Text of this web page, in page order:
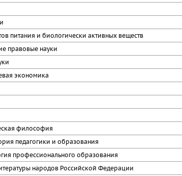
питания и биологически активных веществ
правовые науки
экономика
философия
педагогики и образования
профессионального образования
народов Российской Федерации